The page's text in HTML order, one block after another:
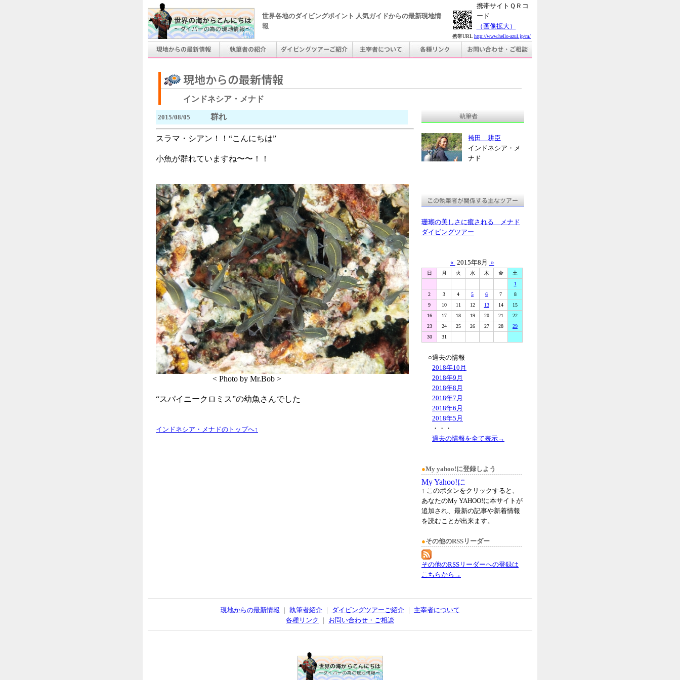
世界各地のダイビングポイント 人気ガイドからの最新現地情
報
携帯サイトＱＲコ
ード
（画像拡大）
携帯URL http://www.hello-azul.jp/m/
インドネシア・メナド
2015/08/05 群れ
スラマ・シアン！！“こんにちは”
小魚が群れていますね〜〜！！
< Photo by Mr.Bob >
“スパイニークロミス”の幼魚さんでした
インドネシア・メナドのトップへ↑
袴田 耕臣
インドネシア・メ
ナド
珊瑚の美しさに癒される メナド
ダイビングツアー
« 2015年8月 »
日 月 火 水 木 金
土
1
2
3 4 5 6 7
8
9
10 11 12 13 14
15
16
17 18 19 20 21
22
23
24 25 26 27 28
29
30
31
○過去の情報
2018年10月
2018年9月
2018年8月
2018年7月
2018年6月
2018年5月
・・・
過去の情報を全て表示→
●My yahoo!に登録しよう
↑ このボタンをクリックすると、
あなたのMy YAHOO!に本サイトが
追加され、最新の記事や新着情報
を読むことが出来ます。
●その他のRSSリーダー
その他のRSSリーダーへの登録は
こちらから→
現地からの最新情報 執筆者紹介 ダイビングツアーご紹介
主宰者について
各種リンク
お問い合わせ・ご相談